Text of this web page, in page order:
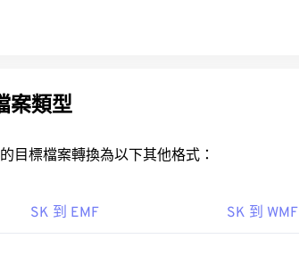
案類型
目標檔案轉換為以下其他格式：
SK 到 EMF SK 到 WMF